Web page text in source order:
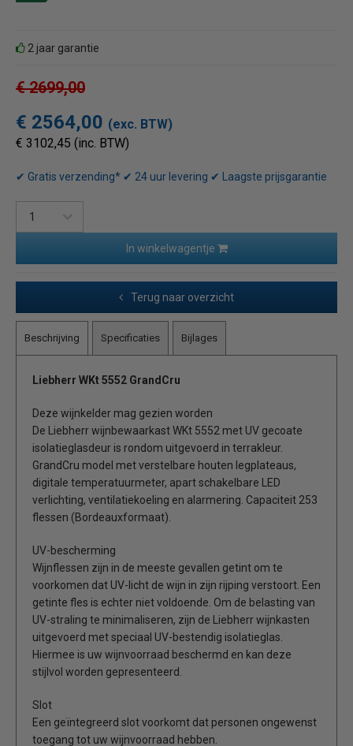
2 jaar garantie
€ 2699,00
€ 2564,00 (exc. BTW)
€ 3102,45 (inc. BTW)
✔ Gratis verzending* ✔ 24 uur levering ✔ Laagste prijsgarantie
In winkelwagentje
Terug naar overzicht
Beschrijving Specificaties Bijlages
Liebherr WKt 5552 GrandCru
Deze wijnkelder mag gezien worden
De Liebherr wijnbewaarkast WKt 5552 met UV gecoate
isolatieglasdeur is rondom uitgevoerd in terrakleur.
GrandCru model met verstelbare houten legplateaus,
digitale temperatuurmeter, apart schakelbare LED
verlichting, ventilatiekoeling en alarmering. Capaciteit 253
flessen (Bordeauxformaat).
UV-bescherming
Wijnflessen zijn in de meeste gevallen getint om te
voorkomen dat UV-licht de wijn in zijn rijping verstoort. Een
getinte fles is echter niet voldoende. Om de belasting van
UV-straling te minimaliseren, zijn de Liebherr wijnkasten
uitgevoerd met speciaal UV-bestendig isolatieglas.
Hiermee is uw wijnvoorraad beschermd en kan deze
stijlvol worden gepresenteerd.
Slot
Een geïntegreerd slot voorkomt dat personen ongewenst
toegang tot uw wijnvoorraad hebben.